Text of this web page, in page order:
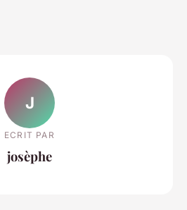
J
ECRIT PAR
josèphe